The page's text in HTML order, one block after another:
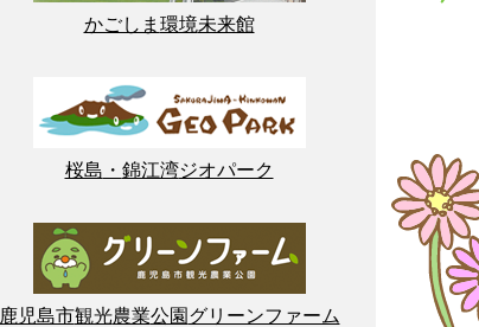
かごしま 環境未来館
桜島 ・ 錦江湾ジオパーク
鹿児島市観光農業公園 グリーンファーム